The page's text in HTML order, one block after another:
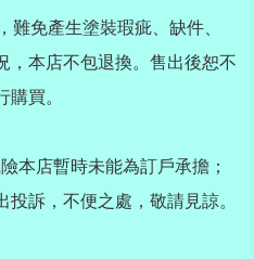
難免產生塗裝瑕疵、缺件、
，本店不包退換。售出後恕不
買。
本店暫時未能為訂戶承擔；
訴，不便之處，敬請見諒。